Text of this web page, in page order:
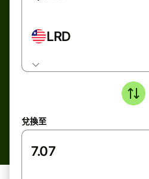
LRD
兌換至